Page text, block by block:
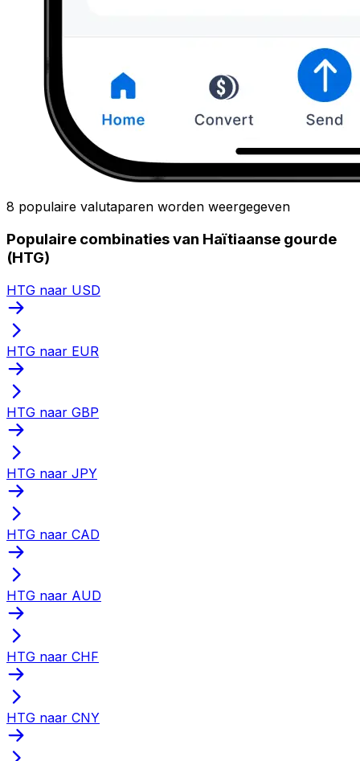
8 populaire valutaparen worden weergegeven
Populaire combinaties van Haïtiaanse gourde
(HTG)
HTG naar USD
HTG naar EUR
HTG naar GBP
HTG naar JPY
HTG naar CAD
HTG naar AUD
HTG naar CHF
HTG naar CNY